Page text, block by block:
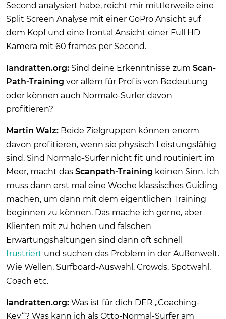
Second analysiert habe, reicht mir mittlerweile eine
Split Screen Analyse mit einer GoPro Ansicht auf
dem Kopf und eine frontal Ansicht einer Full HD
Kamera mit 60 frames per Second.
landratten.org: Sind deine Erkenntnisse zum Scan-
Path-Training vor allem für Profis von Bedeutung
oder können auch Normalo-Surfer davon
profitieren?
Martin Walz: Beide Zielgruppen können enorm
davon profitieren, wenn sie physisch Leistungsfähig
sind. Sind Normalo-Surfer nicht fit und routiniert im
Meer, macht das Scanpath-Training keinen Sinn. Ich
muss dann erst mal eine Woche klassisches Guiding
machen, um dann mit dem eigentlichen Training
beginnen zu können. Das mache ich gerne, aber
Klienten mit zu hohen und falschen
Erwartungshaltungen sind dann oft schnell
frustriert und suchen das Problem in der Außenwelt.
Wie Wellen, Surfboard-Auswahl, Crowds, Spotwahl,
Coach etc.
landratten.org: Was ist für dich DER „Coaching-
Key“? Was kann ich als Otto-Normal-Surfer am